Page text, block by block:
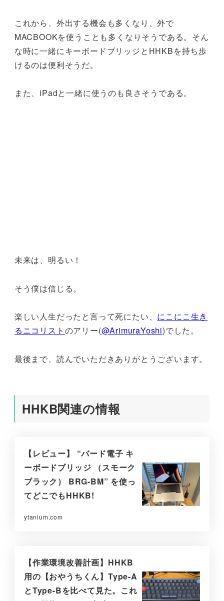
これから、外出する機会も多くなり、外で
MACBOOKを使うことも多くなりそうである。そん
な時に一緒にキーボードブリッジとHHKBを持ち歩
けるのは便利そうだ。
また、iPadと一緒に使うのも良さそうである。
未来は、明るい！
そう僕は信じる。
楽しい人生だったと言って死にたい、 にこにこ生き
るニコリスト のアリー(@ArimuraYoshi)でした。
最後まで、読んでいただきありがとうございます。
HHKB関連の情報
【レビュー】 “バード電子 キ
ーボードブリッジ （スモーク
ブラック） BRG-BM” を使っ
てどこでもHHKB!
ytanium.com
【作業環境改善計画】HHKB
用の【おやうちくん】Type-A
とType-Bを比べて見た。これ